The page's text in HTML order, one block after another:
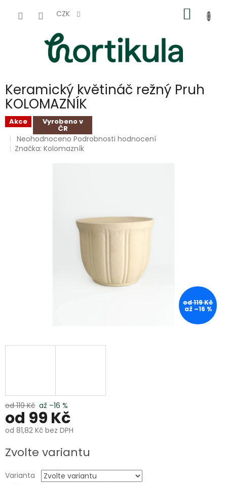
CZK
KOŠÍK
Keramický květináč režný Pruh
KOLOMAZNÍK
Akce Vyrobeno v
ČR
Průměrné
hodnocení
Neohodnoceno Podrobnosti hodnocení
Značka:Kolomazník
od 119 Kč
až –16 %
od 119 Kč až –16 %
od 99 Kč
od 81,82 Kč bez DPH
cena:
Zvolte variantu
Varianta